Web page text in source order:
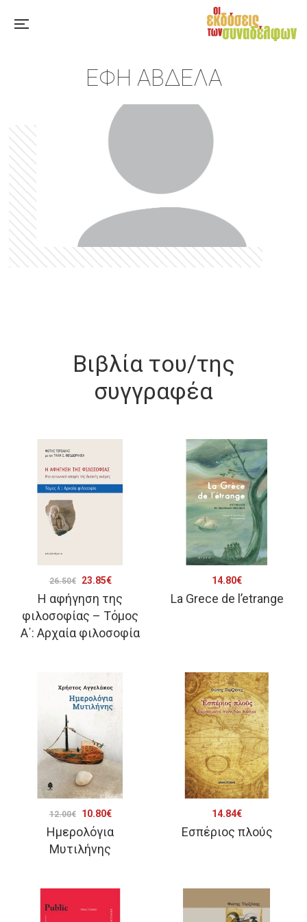
ΈΦΗ ΑΒΔΕΛΆ
Βιβλία του/της
συγγραφέα
Η αφήγηση της
φιλοσοφίας – Τόμος
Α΄: Αρχαία φιλοσοφία
26.50€
Original
price
was:
26.50€.
23.85€Η
τρέχουσα
τιμή
είναι:
La Grece de l’etrange
14.80€
Ημερολόγια
Μυτιλήνης
12.00€
Original
price
was:
10.80€Η
τρέχουσα
10.80€.
Εσπέριος πλούς
14.84€